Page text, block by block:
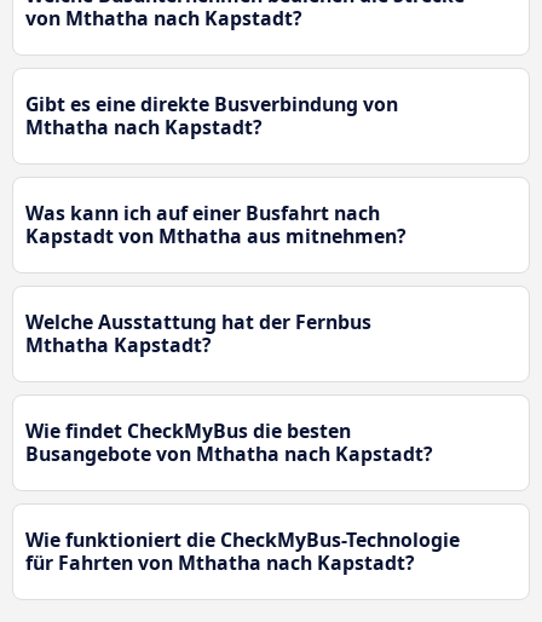
von Mthatha nach Kapstadt?
Gibt es eine direkte Busverbindung von
Mthatha nach Kapstadt?
Was kann ich auf einer Busfahrt nach
Kapstadt von Mthatha aus mitnehmen?
Welche Ausstattung hat der Fernbus
Mthatha Kapstadt?
Wie findet CheckMyBus die besten
Busangebote von Mthatha nach Kapstadt?
Wie funktioniert die CheckMyBus-Technologie
für Fahrten von Mthatha nach Kapstadt?